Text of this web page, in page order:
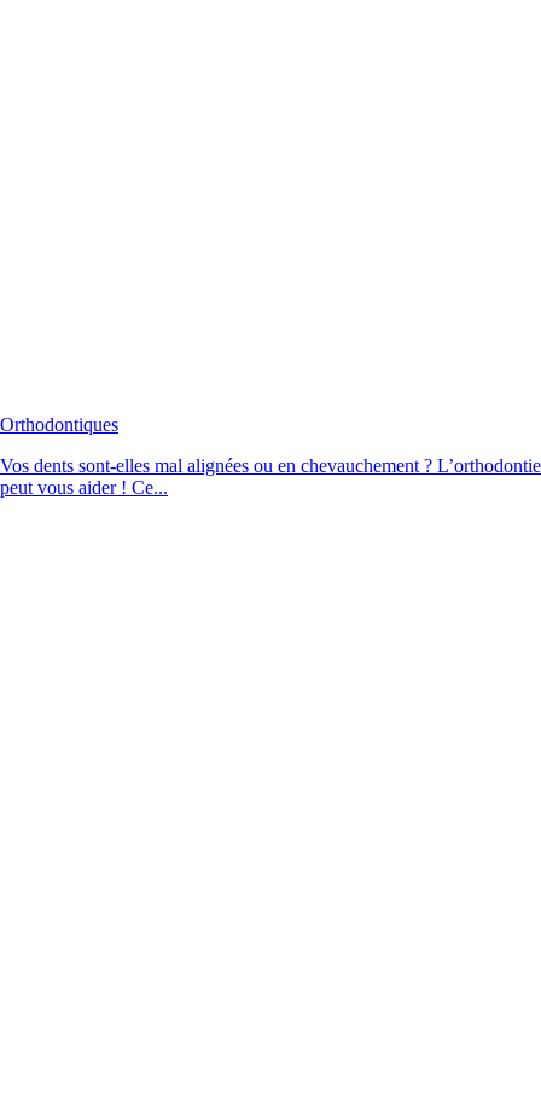
Orthodontiques
Vos dents sont-elles mal alignées ou en chevauchement ? L’orthodontie
peut vous aider ! Ce...